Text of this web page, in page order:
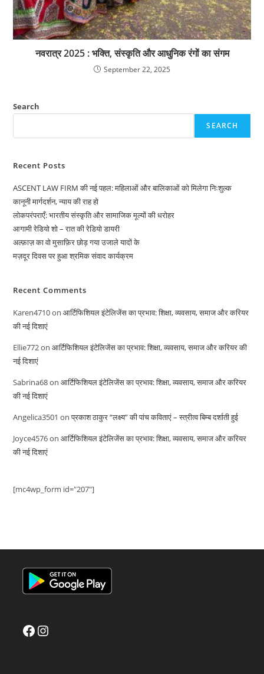
नवरात्र 2025 : भक्ति, संस्कृति और आधुनिक रंगों का संगम
September 22, 2025
Search
SEARCH
Recent Posts
ASCENT LAW FIRM की नई पहल: महिलाओं और बालिकाओं को मिलेगा निःशुल्क
कानूनी मार्गदर्शन, न्याय की राह हो
लोकपरंपराएँ: भारतीय संस्कृति और सामाजिक मूल्यों की धरोहर
आगामी रेडियो शो – रात की रेडियो डायरी
अल्फ़ाज़ का वो मुसाफ़िर छोड़ गया उजाले यादों के
मज़दूर दिवस पर हुआ श्रमिक संवाद कार्यक्रम
Recent Comments
Karen4710onआर्टिफिशियल इंटेलिजेंस का प्रभाव: शिक्षा, व्यवसाय, समाज और करियर
की नई दिशाएं
Ellie772onआर्टिफिशियल इंटेलिजेंस का प्रभाव: शिक्षा, व्यवसाय, समाज और करियर की
नई दिशाएं
Sabrina68onआर्टिफिशियल इंटेलिजेंस का प्रभाव: शिक्षा, व्यवसाय, समाज और करियर
की नई दिशाएं
Angelica3501 onप्रकाश ठाकुर “लक्ष्य” की पांच कविताएं – स्त्रीत्व बिम्ब दर्शाती हुई
Joyce4576onआर्टिफिशियल इंटेलिजेंस का प्रभाव: शिक्षा, व्यवसाय, समाज और करियर
की नई दिशाएं
[mc4wp_form id="207"]
FacebookInstagram